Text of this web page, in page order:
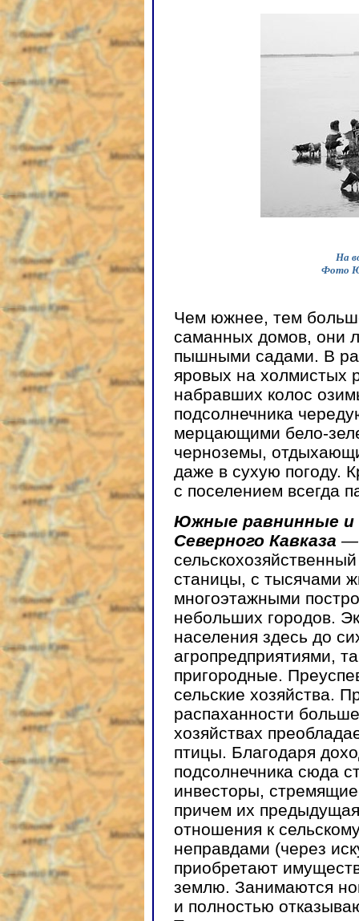
На
Фото
Чем южнее, тем
саманных домов, они
пышными садами. В
яровых на холмистых
набравших колос
подсолнечника
мерцающими бело-
черноземы,
даже в сухую погоду.
с поселением всегда
Южные равнинные и
Северного Кавказа
станицы, с тысячами
многоэтажными
небольших городов.
населения здесь до
агропредприятиями,
пригородные.
сельские хозяйства.
распаханности
хозяйствах
птицы. Благодаря
подсолнечника сюда
инвесторы,
причем их
отношения к
неправдами (через
приобретают
землю. Занимаются
и полностью